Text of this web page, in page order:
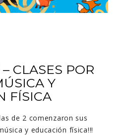
CLASES POR
Y
FÍSICA
de 2 comenzaron sus
y educación física!!!